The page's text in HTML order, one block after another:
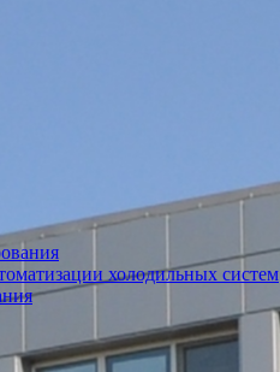
холодильных систем